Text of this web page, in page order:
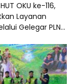
OKU ke-116,
Layanan
Gelegar PLN...